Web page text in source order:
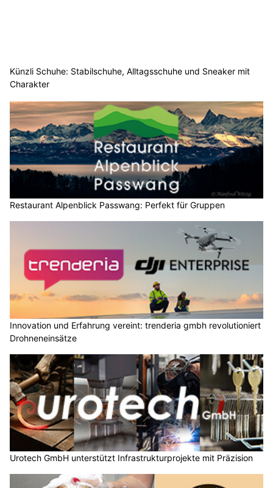
Künzli Schuhe: Stabilschuhe, Alltagsschuhe und Sneaker mit
Charakter
Restaurant Alpenblick Passwang: Perfekt für Gruppen
Innovation und Erfahrung vereint: trenderia gmbh revolutioniert
Drohneneinsätze
Urotech GmbH unterstützt Infrastrukturprojekte mit Präzision